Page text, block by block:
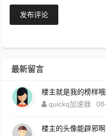
发布评论
最新留言
楼主就是我的榜样
quickq加速器
楼主的头像能辟邪